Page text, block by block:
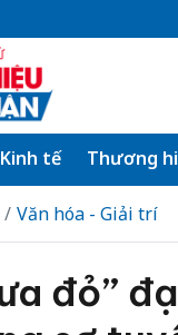
Kinh tế Thương
Văn hóa - Giải trí
đỏ”